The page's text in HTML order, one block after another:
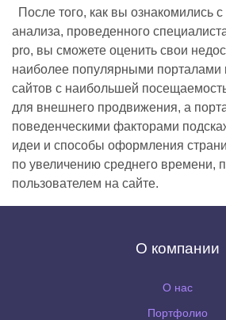
После того, как вы ознакомились с
анализа, проведенного
pro, вы сможете оценить свои
наиболее популярными порталами
сайтов с наибольшей
для внешнего продвижения, а
поведенческими факторами
идеи и способы оформления
по увеличению среднего времени,
пользователем на сайте.
О компании
О нас
Портфолио